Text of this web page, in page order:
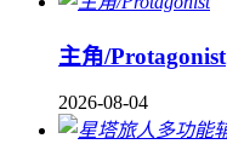
主角/Protagonist
2026-08-04